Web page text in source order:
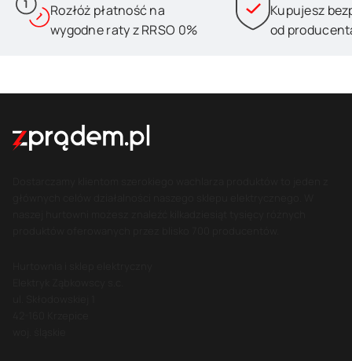
Rozłóż płatność na
wygodne raty z RRSO 0%
Kupujesz
od